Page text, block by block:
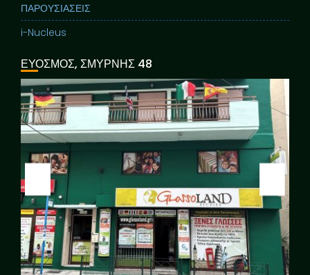
ΠΑΡΟΥΣΙΑΣΕΙΣ
i-Nucleus
ΕΥΟΣΜΟΣ, ΣΜΥΡΝΗΣ 48